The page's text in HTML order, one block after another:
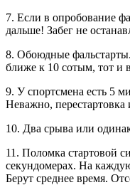
7. Если в опробование
дальше! Забег не
8. Обоюдные
ближе к 10 сотым, тот и
9. У спортсмена есть 5
Неважно,
10. Два срыва или
11. Поломка стартовой
секундомерах. На
Берут среднее время.